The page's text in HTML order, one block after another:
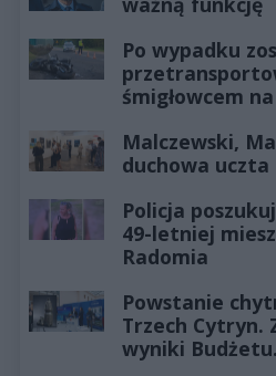
Po wypadku
śmigłowcem
żyłach
Malczewski,
duchowa uczta
Policja
49-letniej
Radomia
Powstanie
Trzech Cytryn.
wyniki Budżetu